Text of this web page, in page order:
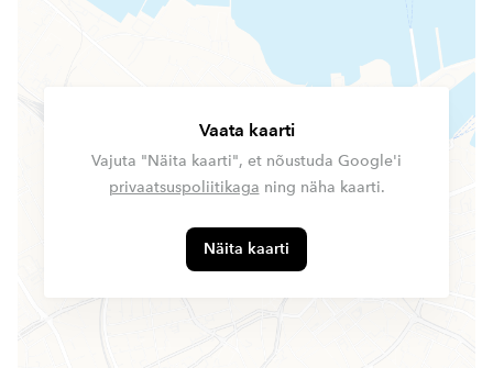
Vaata kaarti
Vajuta "Näita kaarti", et nõustuda Google'i
privaatsuspoliitikaga ning näha kaarti.
Näita kaarti